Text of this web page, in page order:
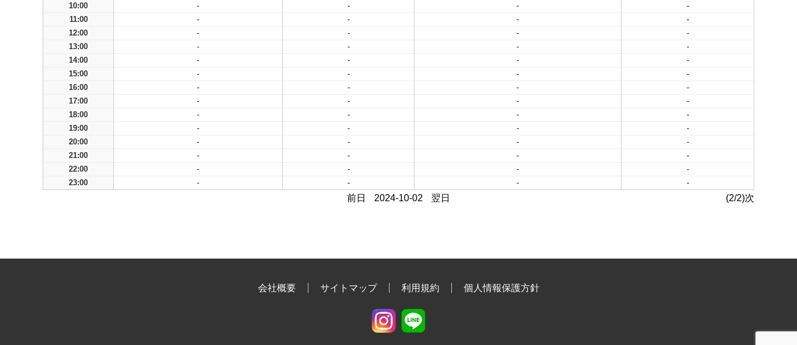
10:00
- - -
-
11:00
- - -
-
12:00
- - -
-
13:00
- - -
-
14:00
- - -
-
15:00
- - -
-
16:00
- - -
-
17:00
- - -
-
18:00
- - -
-
19:00
- - -
-
20:00
- - -
-
21:00
- - -
-
22:00
- - -
-
23:00
- - - -
前日 2024-10-02 翌日 (2/2)次
会社概要 サイトマップ 利用規約 個人情報保護方針